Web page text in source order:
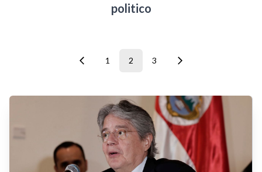
politico
1 2 3